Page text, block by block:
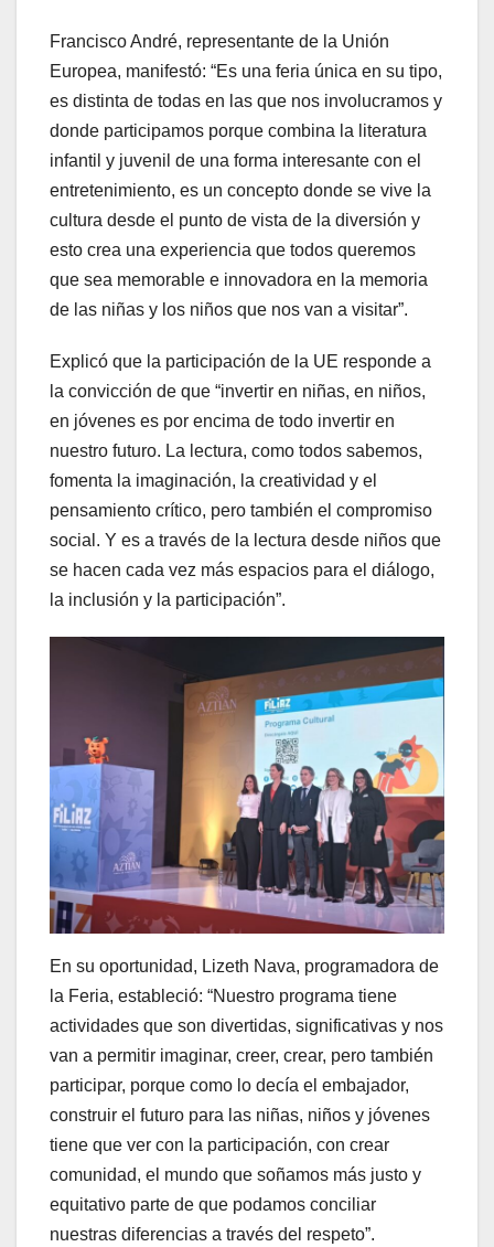
Francisco André, representante de la Unión
Europea, manifestó: “Es una feria única en su tipo,
es distinta de todas en las que nos involucramos y
donde participamos porque combina la literatura
infantil y juvenil de una forma interesante con el
entretenimiento, es un concepto donde se vive la
cultura desde el punto de vista de la diversión y
esto crea una experiencia que todos queremos
que sea memorable e innovadora en la memoria
de las niñas y los niños que nos van a visitar”.
Explicó que la participación de la UE responde a
la convicción de que “invertir en niñas, en niños,
en jóvenes es por encima de todo invertir en
nuestro futuro. La lectura, como todos sabemos,
fomenta la imaginación, la creatividad y el
pensamiento crítico, pero también el compromiso
social. Y es a través de la lectura desde niños que
se hacen cada vez más espacios para el diálogo,
la inclusión y la participación”.
En su oportunidad, Lizeth Nava, programadora de
la Feria, estableció: “Nuestro programa tiene
actividades que son divertidas, significativas y nos
van a permitir imaginar, creer, crear, pero también
participar, porque como lo decía el embajador,
construir el futuro para las niñas, niños y jóvenes
tiene que ver con la participación, con crear
comunidad, el mundo que soñamos más justo y
equitativo parte de que podamos conciliar
nuestras diferencias a través del respeto”.